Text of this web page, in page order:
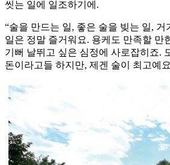
씻는 일에 일조하기에.
“술을 만드는 일, 좋은 술을 빚는 일,
일은 정말 즐거워요. 용케도 만족할 만
기뻐 날뛰고 싶은 심정에 사로잡히죠.
돈이라고들 하지만, 제겐 술이 최고예